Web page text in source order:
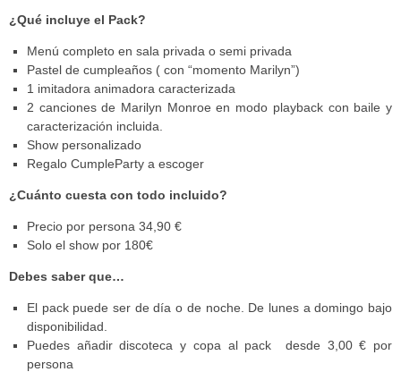
¿Qué incluye el Pack?
Menú completo en sala privada o semi privada
Pastel de cumpleaños ( con “momento Marilyn”)
1 imitadora animadora caracterizada
2 canciones de Marilyn Monroe en modo playback con baile y
caracterización incluida.
Show personalizado
Regalo CumpleParty a escoger
¿Cuánto cuesta con todo incluido?
Precio por persona 34,90 €
Solo el show por 180€
Debes saber que…
El pack puede ser de día o de noche. De lunes a domingo bajo
disponibilidad.
Puedes añadir discoteca y copa al pack desde 3,00 € por
persona